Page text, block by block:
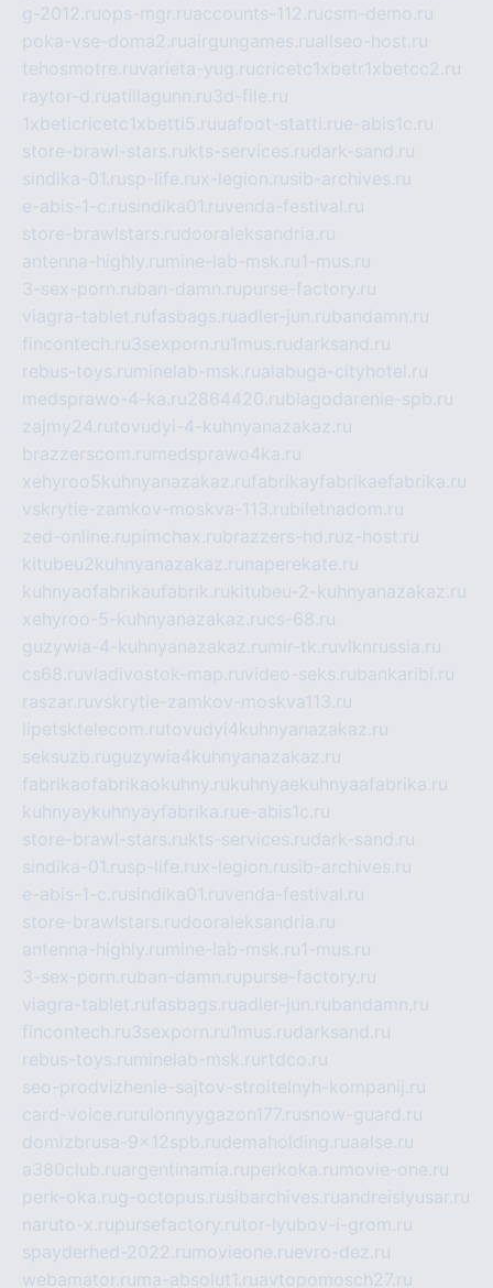
g-2012.ruops-mgr.ruaccounts-112.rucsm-demo.ru
poka-vse-doma2.ruairgungames.ruallseo-host.ru
tehosmotre.ruvarieta-yug.rucricetc1xbetr1xbetcc2.ru
raytor-d.ruatillagunn.ru3d-file.ru
1xbeticricetc1xbetti5.ruuafoot-statti.rue-abis1c.ru
store-brawl-stars.rukts-services.rudark-sand.ru
sindika-01.rusp-life.rux-legion.rusib-archives.ru
e-abis-1-c.rusindika01.ruvenda-festival.ru
store-brawlstars.rudooraleksandria.ru
antenna-highly.ru mine-lab-msk.ru1-mus.ru
3-sex-porn.ruban-damn.rupurse-factory.ru
viagra-tablet.rufasbags.ruadler-jun.rubandamn.ru
fincontech.ru3sexporn.ru1mus.rudarksand.ru
rebus-toys.ru minelab-msk.rualabuga-cityhotel.ru
medsprawo-4-ka.ru2864420.rublagodarenie-spb.ru
zajmy24.rutovudyi-4-kuhnyanazakaz.ru
brazzerscom.ru medsprawo4ka.ru
xehyroo5kuhnyanazakaz.rufabrikayfabrikaefabrika.ru
vskrytie-zamkov-moskva-113.rubiletnadom.ru
zed-online.rupimchax.rubrazzers-hd.ruz-host.ru
kitubeu2kuhnyanazakaz.ru naperekate.ru
kuhnyaofabrikaufabrik.rukitubeu-2-kuhnyanazakaz.ru
xehyroo-5-kuhnyanazakaz.rucs-68.ru
guzywia-4-kuhnyanazakaz.ru mir-tk.ruvlknrussia.ru
cs68.ruvladivostok-map.ruvideo-seks.rubankaribi.ru
raszar.ruvskrytie-zamkov-moskva113.ru
lipetsktelecom.rutovudyi4kuhnyanazakaz.ru
seksuzb.ruguzywia4kuhnyanazakaz.ru
fabrikaofabrikaokuhny.rukuhnyaekuhnyaafabrika.ru
kuhnyaykuhnyayfabrika.rue-abis1c.ru
store-brawl-stars.rukts-services.rudark-sand.ru
sindika-01.rusp-life.rux-legion.rusib-archives.ru
e-abis-1-c.rusindika01.ruvenda-festival.ru
store-brawlstars.rudooraleksandria.ru
antenna-highly.ru mine-lab-msk.ru1-mus.ru
3-sex-porn.ruban-damn.rupurse-factory.ru
viagra-tablet.rufasbags.ruadler-jun.rubandamn.ru
fincontech.ru3sexporn.ru1mus.rudarksand.ru
rebus-toys.ru minelab-msk.ru rtdco.ru
seo-prodvizhenie-sajtov-stroitelnyh-kompanij.ru
card-voice.ru rulonnyygazon177.rusnow-guard.ru
domizbrusa-9x12spb.rudemaholding.ruaalse.ru
a380club.ruargentinamia.ruperkoka.ru movie-one.ru
perk-oka.rug-octopus.rusibarchives.ruandreislyusar.ru
naruto-x.rupursefactory.rutor-lyubov-i-grom.ru
spayderhed-2022.ru movieone.ruevro-dez.ru
webamator.ru ma-absolut1.ruavtopomosch27.ru